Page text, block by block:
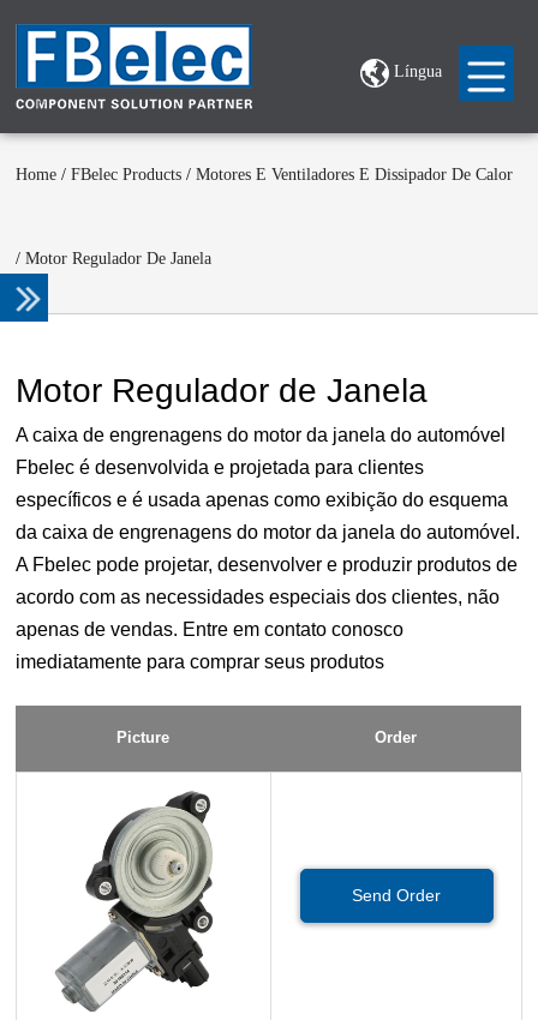
Língua
Home /FBelec Products /Motores E Ventiladores E Dissipador De Calor
/Motor Regulador De Janela
Motor Regulador de Janela
A caixa de engrenagens do motor da janela do automóvel
Fbelec é desenvolvida e projetada para clientes
específicos e é usada apenas como exibição do esquema
da caixa de engrenagens do motor da janela do automóvel.
A Fbelec pode projetar, desenvolver e produzir produtos de
acordo com as necessidades especiais dos clientes, não
apenas de vendas. Entre em contato conosco
imediatamente para comprar seus produtos
Picture Order
Send Order